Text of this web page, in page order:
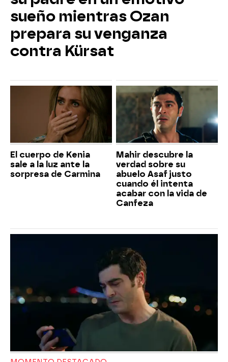
sueño mientras Ozan
prepara su venganza
contra Kürsat
El cuerpo de Kenia
sale a la luz ante la
sorpresa de Carmina
Mahir descubre la
verdad sobre su
abuelo Asaf justo
cuando él intenta
acabar con la vida de
Canfeza